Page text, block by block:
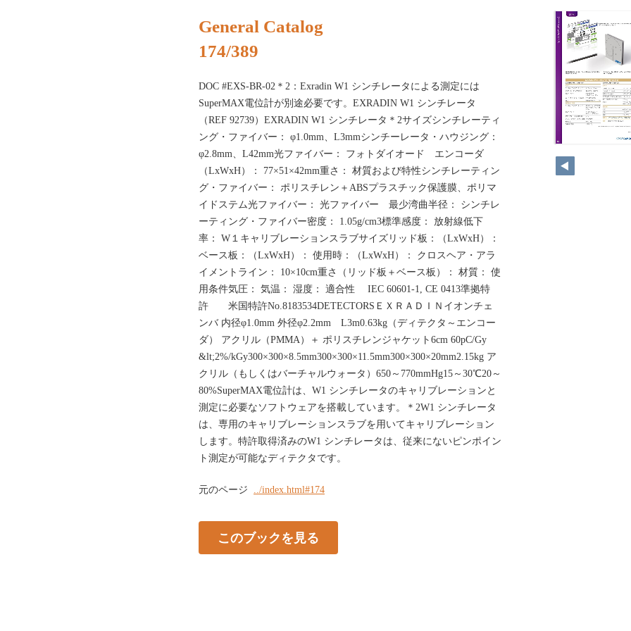
158
General Catalog
174/389
DOC #EXS-BR-02＊2：Exradin W1 シンチレータによる測定には
SuperMAX電位計が別途必要です。EXRADIN W1 シンチレータ
（REF 92739）EXRADIN W1 シンチレータ＊2サイズシンチレーティ
ング・ファイバー： φ1.0mm、L3mmシンチーレータ・ハウジング：
φ2.8mm、L42mm光ファイバー： フォトダイオード エンコーダ
（LxWxH）： 77×51×42mm重さ： 材質および特性シンチレーティン
グ・ファイバー： ポリスチレン＋ABSプラスチック保護膜、ポリマ
イドステム光ファイバー： 光ファイバー 最少湾曲半径： シンチレ
ーティング・ファイバー密度： 1.05g/cm3標準感度： 放射線低下
率： W１キャリブレーションスラブサイズリッド板：（LxWxH）：
ベース板：（LxWxH）： 使用時：（LxWxH）： クロスヘア・アラ
イメントライン： 10×10cm重さ（リッド板＋ベース板）： 材質： 使
用条件気圧： 気温： 湿度： 適合性 IEC 60601-1, CE 0413準拠特
許 米国特許No.8183534DETECTORSＥＸＲＡＤＩＮイオンチェ
ンバ 内径φ1.0mm 外径φ2.2mm L3m0.63kg（ディテクタ～エンコー
ダ） アクリル（PMMA）＋ ポリスチレンジャケット6cm 60pC/Gy
&lt;2%/kGy300×300×8.5mm300×300×11.5mm300×300×20mm2.15kg ア
クリル（もしくはバーチャルウォータ）650～770mmHg15～30℃20～
80%SuperMAX電位計は、W1 シンチレータのキャリブレーションと
測定に必要なソフトウェアを搭載しています。＊2W1 シンチレータ
は、専用のキャリブレーションスラブを用いてキャリブレーション
します。特許取得済みのW1 シンチレータは、従来にないピンポイン
ト測定が可能なディテクタです。
元のページ ../index.html#174
このブックを見る